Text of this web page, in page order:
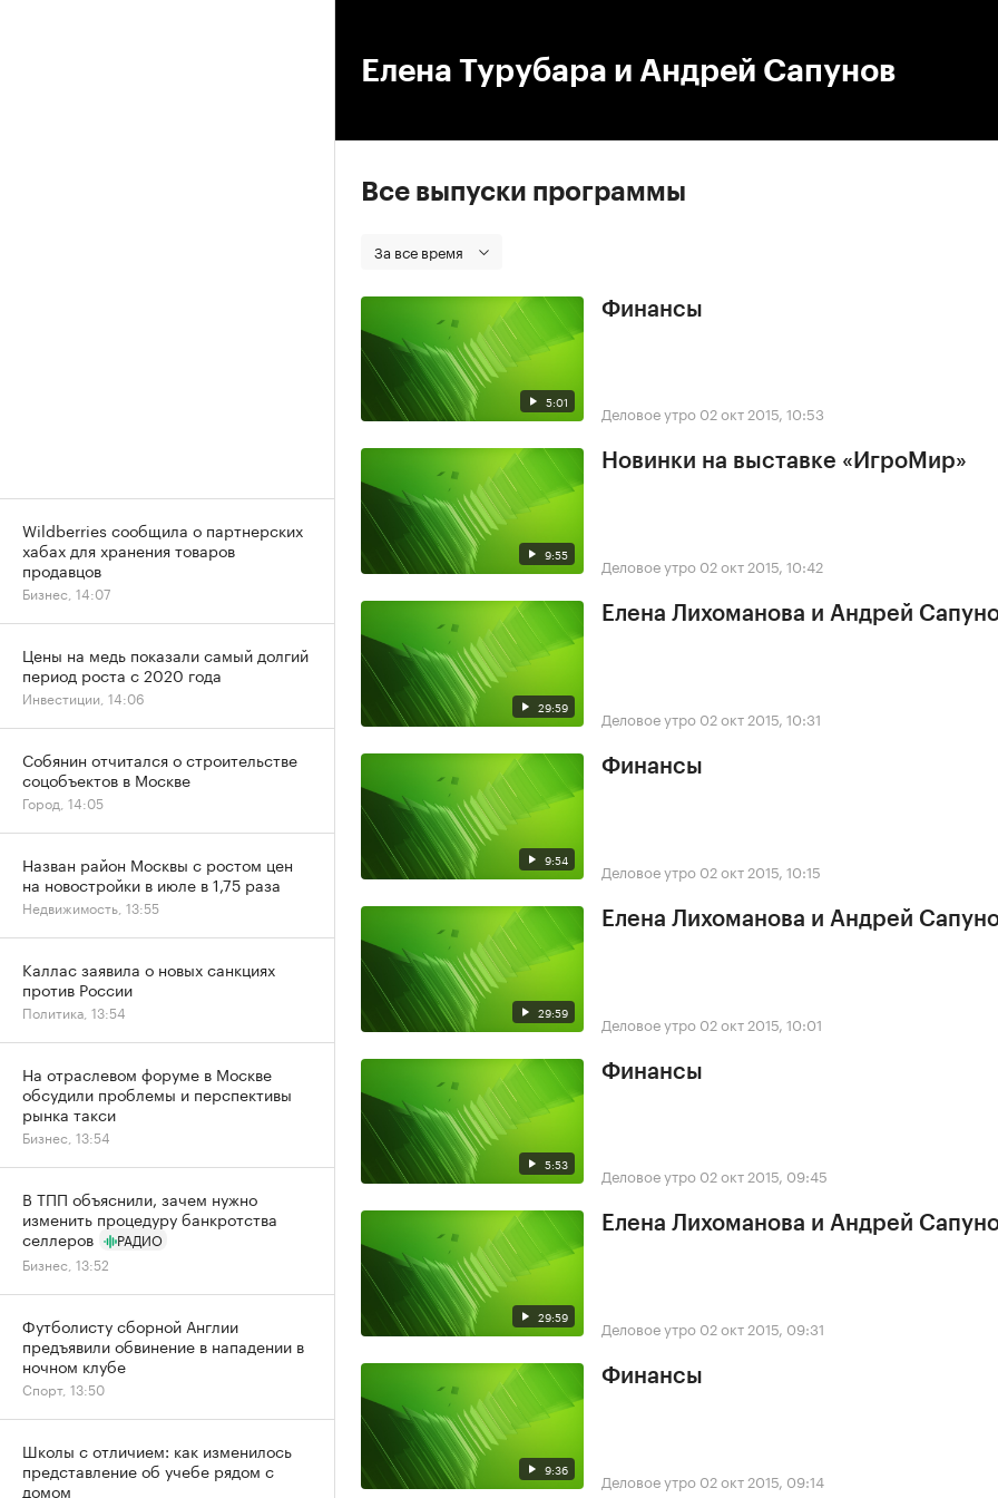
Елена Турубара и Андрей Сапунов
Все выпуски программы
За все время
5:01
Финансы
Деловое утро 02 окт 2015, 10:53
9:55
Новинки на выставке «ИгроМир»
Деловое утро 02 окт 2015, 10:42
29:59
Елена Лихоманова и Андрей
Деловое утро 02 окт 2015, 10:31
9:54
Финансы
Деловое утро 02 окт 2015, 10:15
29:59
Елена Лихоманова и Андрей
Деловое утро 02 окт 2015, 10:01
5:53
Финансы
Деловое утро 02 окт 2015, 09:45
29:59
Елена Лихоманова и Андрей
Деловое утро 02 окт 2015, 09:31
9:36
Финансы
Деловое утро 02 окт 2015, 09:14
Wildberries сообщила о партнерских
хабах для хранения товаров
продавцов
Бизнес, 14:07
Цены на медь показали самый долгий
период роста с 2020 года
Инвестиции, 14:06
Собянин отчитался о строительстве
соцобъектов в Москве
Город, 14:05
Назван район Москвы с ростом цен
на новостройки в июле в 1,75 раза
Недвижимость, 13:55
Каллас заявила о новых санкциях
против России
Политика, 13:54
На отраслевом форуме в Москве
обсудили проблемы и перспективы
рынка такси
Бизнес, 13:54
В ТПП объяснили, зачем нужно
изменить процедуру банкротства
селлеров
РАДИО
Бизнес, 13:52
Футболисту сборной Англии
предъявили обвинение в нападении в
ночном клубе
Спорт, 13:50
Школы с отличием: как изменилось
представление об учебе рядом с
домом